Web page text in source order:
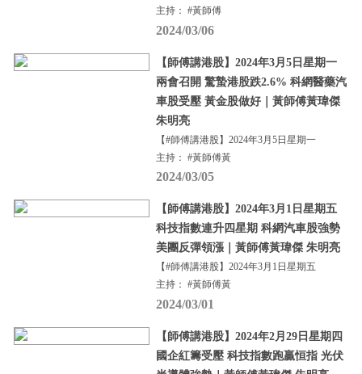
主持： #黃師傅
2024/03/06
【師傅講港股】2024年3月5日星期一
兩會召開 驚蟄港股跌2.6% 科網醫藥汽
車股受壓 黃金股做好｜黃師傅黃瑋傑
朱明亮
【#師傅講港股】2024年3月5日星期一
主持： #黃師傅黃
2024/03/05
【師傅講港股】2024年3月1日星期五
科技指數連升四星期 科網汽車股強勢
美團反彈領漲｜黃師傅黃瑋傑 朱明亮
【#師傅講港股】2024年3月1日星期五
主持： #黃師傅黃
2024/03/01
【師傅講港股】2024年2月29日星期四
國企紅籌受壓 科技指數跑贏恒指 光伏